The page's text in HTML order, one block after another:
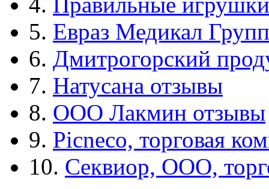
5. Евраз Медикал Групп
6. Дмитрогорский
7. Натусана отзывы
8. ООО Лакмин отзывы
9. Picneco, торговая
10. Секвиор, ООО,